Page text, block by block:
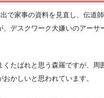
で家事の資料を見直し、伝道
、デスクワーク大嫌いのアーサ
くたばれと思う森羅ですが、周
おかしいと思われています。